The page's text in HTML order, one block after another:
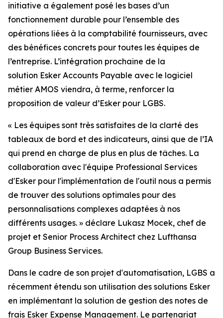
initiative a également posé les bases d’un
fonctionnement durable pour l’ensemble des
opérations liées à la comptabilité fournisseurs, avec
des bénéfices concrets pour toutes les équipes de
l’entreprise. L’intégration prochaine de la
solution Esker Accounts Payable avec le logiciel
métier AMOS viendra, à terme, renforcer la
proposition de valeur d’Esker pour LGBS.
« Les équipes sont très satisfaites de la clarté des
tableaux de bord et des indicateurs, ainsi que de l’IA
qui prend en charge de plus en plus de tâches. La
collaboration avec l'équipe Professional Services
d'Esker pour l'implémentation de l'outil nous a permis
de trouver des solutions optimales pour des
personnalisations complexes adaptées à nos
différents usages. » déclare Lukasz Mocek, chef de
projet et Senior Process Architect chez Lufthansa
Group Business Services.
Dans le cadre de son projet d'automatisation, LGBS a
récemment étendu son utilisation des solutions Esker
en implémentant la solution de gestion des notes de
frais Esker Expense Management. Le partenariat